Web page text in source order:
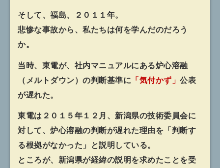
そして、福島、２０１１年。
悲惨な事故から、私たちは何を学んだのだろう
か。
当時、東電が、社内マニュアルにある炉心溶融
（メルトダウン）の判断基準に 「気付かず」公表
が遅れた。
東電は２０１５年１２月、新潟県の技術委員会に
対して、炉心溶融の判断が遅れた理由を「判断す
る根拠がなかった」と説明している。
ところが、新潟県が経緯の説明を求めたことを受